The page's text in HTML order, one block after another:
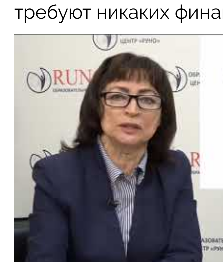
требуют никаких